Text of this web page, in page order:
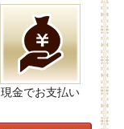
現金でお支払い